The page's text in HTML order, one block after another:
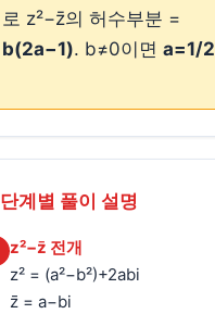
로 z²−z̄의 허수부분 =
b(2a−1). b≠0이면 a=1/2
단계별 풀이 설명
z²−z̄ 전개
z² = (a²−b²)+2abi
z̄ = a−bi